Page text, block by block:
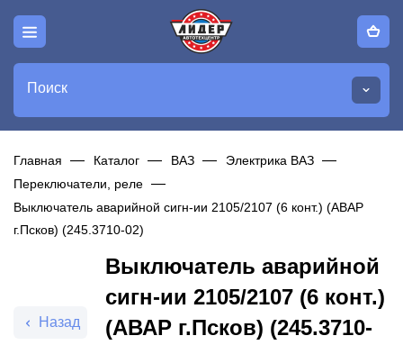
Поиск
Главная Каталог ВАЗ
Электрика ВАЗ
Переключатели, реле
Выключатель аварийной сигн-ии 2105/2107 (6 конт.) (АВАР
г.Псков) (245.3710-02)
Назад
Выключатель аварийной
сигн-ии 2105/2107 (6 конт.)
(АВАР г.Псков) (245.3710-